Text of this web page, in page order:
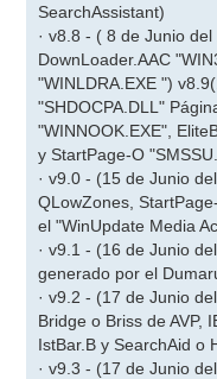
SearchAssistant)
· v8.8 - ( 8 de Junio
DownLoader.AAC
"WINLDRA.EXE ")
"SHDOCPA.DLL"
"WINNOOK.EXE",
y StartPage-O
· v9.0 - (15 de Junio
QLowZones,
el "WinUpdate Media
· v9.1 - (16 de Junio
generado por el
· v9.2 - (17 de Junio
Bridge o Briss de AVP,
IstBar.B y SearchAid o
· v9.3 - (17 de Junio